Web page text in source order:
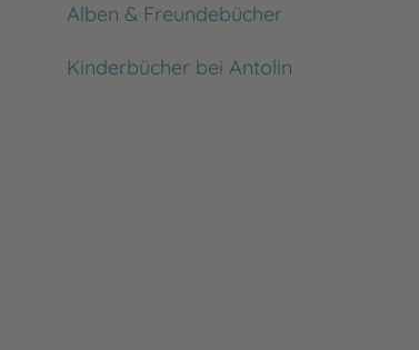
Alben & Freundebücher
Kinderbücher bei Antolin